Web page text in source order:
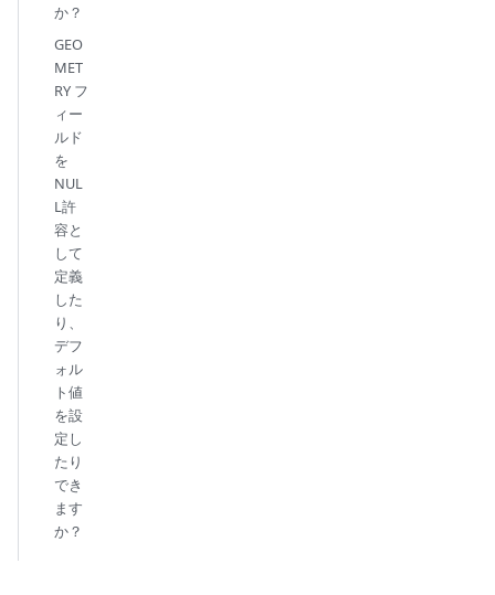
か？
GEO
MET
RY フ
ィー
ルド
を
NUL
L許
容と
して
定義
した
り、
デフ
ォル
ト値
を設
定し
たり
でき
ます
か？